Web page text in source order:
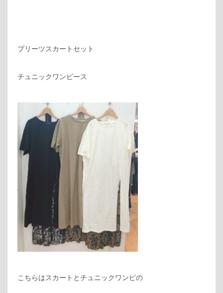
プリーツスカートセット
チュニックワンピース
こちらはスカートとチュニックワンピの